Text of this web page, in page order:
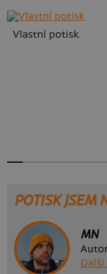
Vlastní potisk
POTISK JSEM
MN